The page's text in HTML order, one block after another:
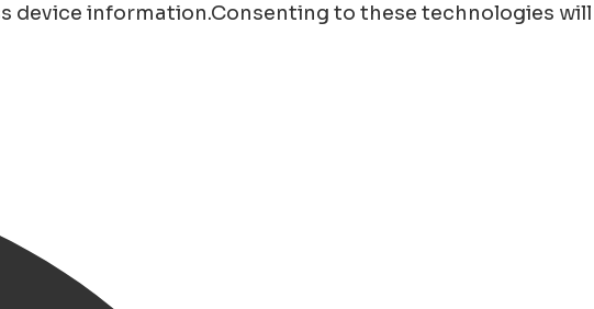
device information.Consenting to these technologies will